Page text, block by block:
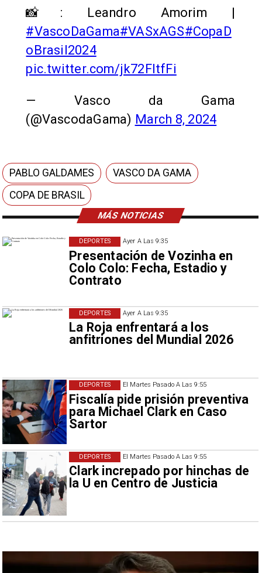
MÁS NOTICIAS
Ayer A Las 9:35
Presentación de Vozinha en
Colo Colo: Fecha, Estadio y
Contrato
DEPORTES
Ayer A Las 9:35
La Roja enfrentará a los
anfitriones del Mundial 2026
DEPORTES
El Martes Pasado A Las 9:55
Fiscalía pide prisión preventiva
para Michael Clark en Caso
Sartor
DEPORTES
El Martes Pasado A Las 9:55
Clark increpado por hinchas de
la U en Centro de Justicia
DEPORTES
📸: Leandro Amorim |
#VascoDaGama#VASxAGS#CopaD
oBrasil2024
pic.twitter.com/jk72FltfFi
— Vasco da Gama
(@VascodaGama) March 8, 2024
PABLO GALDAMES
VASCO DA GAMA
COPA DE BRASIL